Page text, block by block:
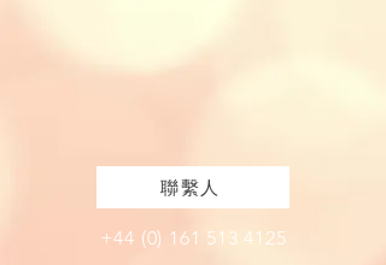
聯繫人
+44 (0) 161 513 4125